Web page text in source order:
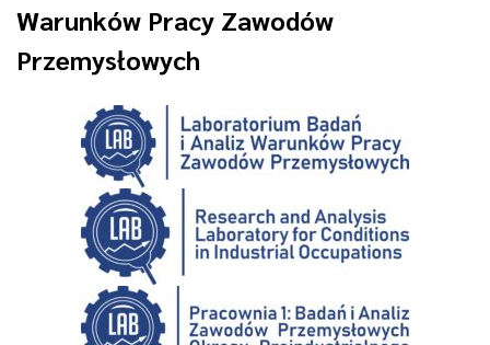
Warunków Pracy Zawodów
Przemysłowych